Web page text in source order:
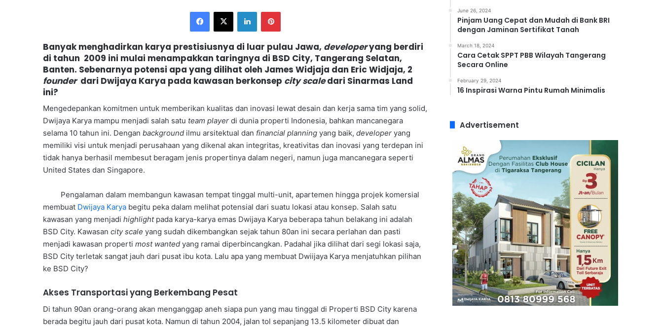
Facebook
X LinkedInPinterest
Banyak menghadirkan karya prestisiusnya di luar pulau Jawa, developeryang berdiri
di tahun 2009 ini mulai menampakkan taringnya di BSD City, Tangerang Selatan,
Banten. Sebenarnya potensi apa yang dilihat oleh James Widjaja dan Eric Widjaja, 2
founder dari Dwijaya Karya pada kawasan berkonsep city scaledari Sinarmas Land
ini?
Mengedepankan komitmen untuk memberikan kualitas dan inovasi lewat desain dan kerja sama tim yang solid,
Dwijaya Karya mampu menjadi salah satu team player di dunia properti Indonesia, bahkan mancanegara
selama 10 tahun ini. Dengan background ilmu arsitektual dan financial planning yang baik, developer yang
memiliki visi untuk menjadi perusahaan yang dikenal akan integritas, kreativitas dan inovasi yang terdepan ini
tidak hanya berhasil membesut beragam jenis propertinya dalam negeri, namun juga mancanegara seperti
United States dan Singapore.
Pengalaman dalam membangun kawasan tempat tinggal multi-unit, apartemen hingga projek komersial
membuat Dwijaya Karya begitu peka dalam melihat potensial dari suatu lokasi atau konsep. Salah satu
kawasan yang menjadi highlightpada karya-karya emas Dwijaya Karya beberapa tahun belakang ini adalah
BSD City. Kawasan city scale yang sudah dikembangkan sejak tahun 80an ini secara perlahan dan pasti
menjadi kawasan properti most wanted yang ramai diperbincangkan. Padahal jika dilihat dari segi lokasi saja,
BSD City terletak sangat jauh dari pusat ibu kota. Lalu apa yang membuat Dwiijaya Karya menjatuhkan pilihan
ke BSD City?
Akses Transportasi yang Berkembang Pesat
Di tahun 90an orang-orang akan menganggap aneh siapa pun yang mau tinggal di Properti BSD City karena
berada begitu jauh dari pusat kota. Namun di tahun 2004, jalan tol sepanjang 13.5 kilometer dibuat dan
June 26, 2024
Pinjam Uang Cepat dan Mudah di Bank BRI
dengan Jaminan Sertifikat Tanah
March 18, 2024
Cara Cetak SPPT PBB Wilayah Tangerang
Secara Online
February 29, 2024
16 Inspirasi Warna Pintu Rumah Minimalis
Advertisement